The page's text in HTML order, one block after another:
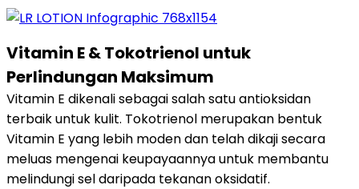
Vitamin E & Tokotrienol untuk
Perlindungan Maksimum
Vitamin E dikenali sebagai salah satu antioksidan
terbaik untuk kulit. Tokotrienol merupakan bentuk
Vitamin E yang lebih moden dan telah dikaji secara
meluas mengenai keupayaannya untuk membantu
melindungi sel daripada tekanan oksidatif.